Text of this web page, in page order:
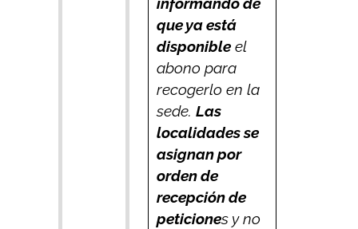
que ya está
disponibleel
abono para
recogerlo en la
sede. Las
localidades se
asignan por
orden de
recepción de
peticiones y no